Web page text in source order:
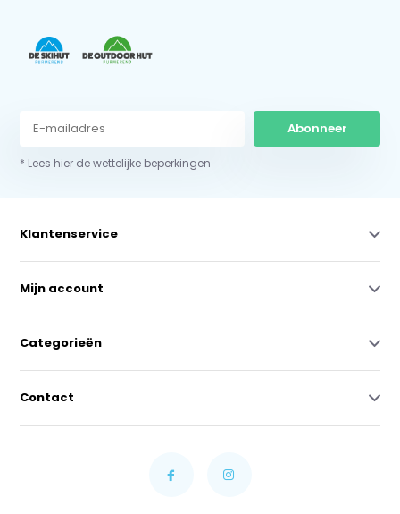
Abonneer
* Lees hier de wettelijke beperkingen
Klantenservice
Mijn account
Categorieën
Contact